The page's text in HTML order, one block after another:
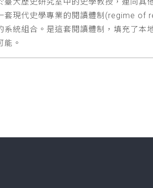
現代史學專業的閱讀體制(regime of
統組合。是這套閱讀體制，填充了本
。